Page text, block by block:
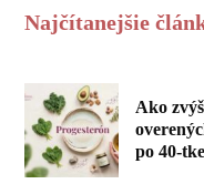
Najčítanejšie
Ako
po 40-tke